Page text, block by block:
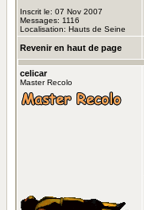
Inscrit le: 07 Nov 2007
Messages: 1116
Localisation: Hauts de Seine
Revenir en haut de page
celicar
Master Recolo